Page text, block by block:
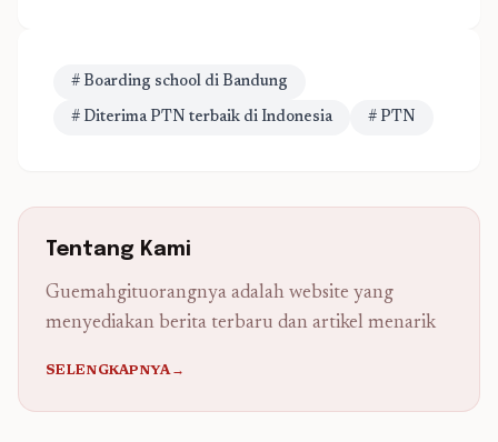
# Boarding school di Bandung
# Diterima PTN terbaik di Indonesia # PTN
Tentang Kami
Guemahgituorangnya adalah website yang
menyediakan berita terbaru dan artikel menarik
SELENGKAPNYA→